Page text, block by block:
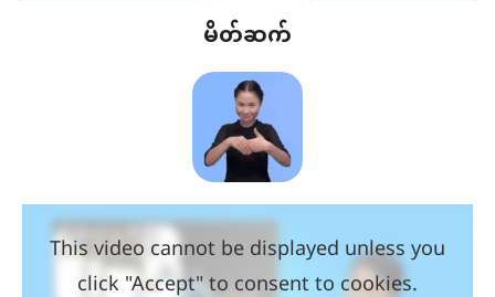
မိတ်ဆက်
This video cannot be displayed unless you
click "Accept" to consent to cookies.